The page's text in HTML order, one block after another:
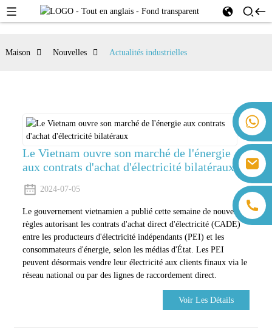
+86 13559179905 Sally Chen
+86 18350266301 Iris Hong
+86 18806057002 Sanborn Guo
sales@farsunpv.com
Maison Nouvelles Actualités industrielles
Le Vietnam ouvre son marché de l'énergie
aux contrats d'achat d'électricité bilatéraux
2024-07-05
Le gouvernement vietnamien a publié cette semaine de nouvelles
règles autorisant les contrats d'achat direct d'électricité (CADE)
entre les producteurs d'électricité indépendants (PEI) et les
consommateurs d'énergie, selon les médias d'État. Les PEI
peuvent désormais vendre leur électricité aux clients finaux via le
réseau national ou par des lignes de raccordement direct.
Voir Les Détails